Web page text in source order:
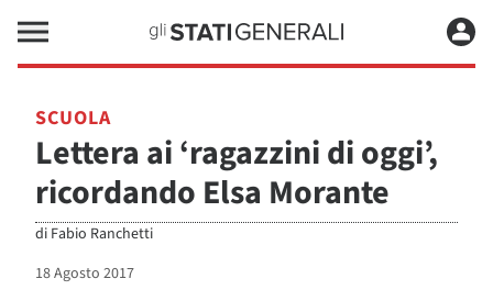
SCUOLA
Lettera ai ‘ragazzini di oggi’,
ricordando Elsa Morante
di Fabio Ranchetti
18 Agosto 2017